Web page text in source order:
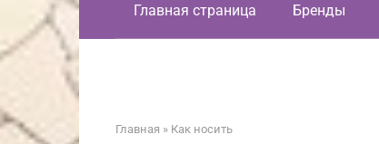
Главная страница Бренды
Главная » Как носить